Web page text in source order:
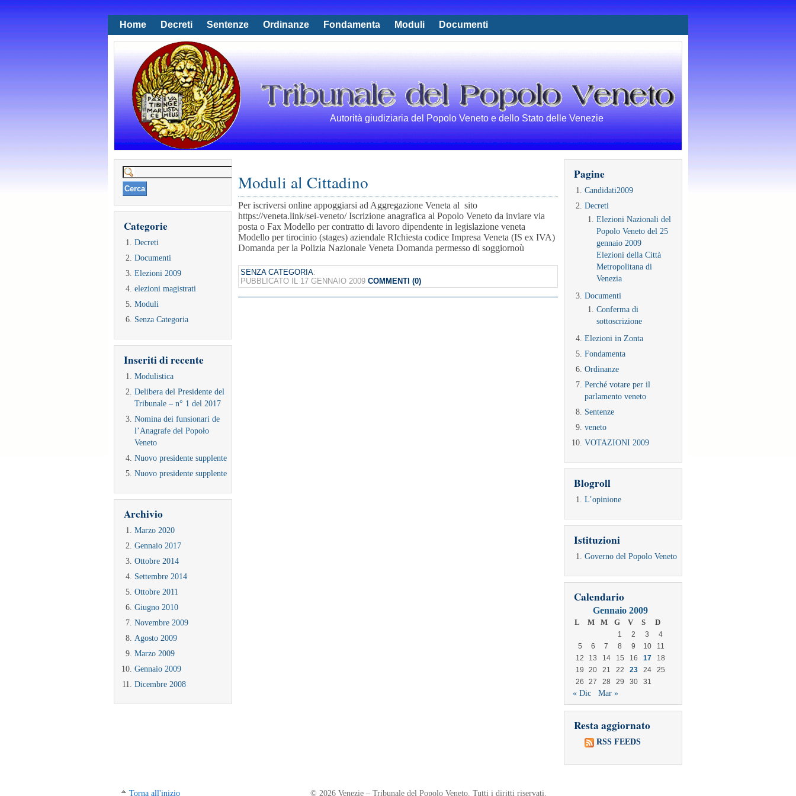
Home Decreti Sentenze Ordinanze Fondamenta Moduli Documenti
Autorità giudiziaria del Popolo Veneto e dello Stato delle Venezie
Ricerca
per:
Categorie
Decreti
Documenti
Elezioni 2009
elezioni magistrati
Moduli
Senza Categoria
Inseriti di recente
Modulistica
Delibera del Presidente del
Tribunale – n° 1 del 2017
Nomina dei funsionari de
l’Anagrafe del Popoło
Veneto
Nuovo presidente supplente
Nuovo presidente supplente
Archivio
Marzo 2020
Gennaio 2017
Ottobre 2014
Settembre 2014
Ottobre 2011
Giugno 2010
Novembre 2009
Agosto 2009
Marzo 2009
Gennaio 2009
Dicembre 2008
Moduli al Cittadino
Per iscriversi online appoggiarsi ad Aggregazione Veneta al sito
https://veneta.link/sei-veneto/ Iscrizione anagrafica al Popolo Veneto da inviare via
posta o Fax Modello per contratto di lavoro dipendente in legislazione veneta
Modello per tirocinio (stages) aziendale RIchiesta codice Impresa Veneta (IS ex IVA)
Domanda per la Polizia Nazionale Veneta Domanda permesso di soggiornoù
SENZA CATEGORIA:
PUBBLICATO IL 17 GENNAIO 2009 COMMENTI (0)
Pagine
Candidati2009
Decreti
Elezioni Nazionali del
Popolo Veneto del 25
gennaio 2009
Elezioni della Città
Metropolitana di
Venezia
Documenti
Conferma di
sottoscrizione
Elezioni in Zonta
Fondamenta
Ordinanze
Perché votare per il
parlamento veneto
Sentenze
veneto
VOTAZIONI 2009
Blogroll
L’opinione
Istituzioni
Governo del Popolo Veneto
Calendario
Gennaio 2009
L M M G V S D
1 2 3
4
5
6 7 8 9 10
11
12
13 14 15 16 17
18
19
20 21 22 23 24
25
26
27 28 29 30 31
« Dic Mar »
Resta aggiornato
RSS FEEDS
Torna all'inizio © 2026 Venezie – Tribunale del Popolo Veneto. Tutti i diritti riservati.